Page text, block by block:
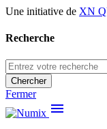
Une initiative de XN
Recherche
Chercher
Fermer
menu